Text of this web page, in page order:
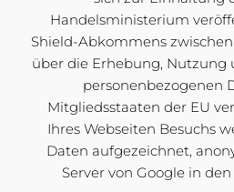
Handelsministerium
Shield-Abkommens
über die Erhebung, Nutzung
personenbezogenen
Mitgliedsstaaten der EU
Ihres Webseiten Besuchs
Daten aufgezeichnet,
Server von Google in